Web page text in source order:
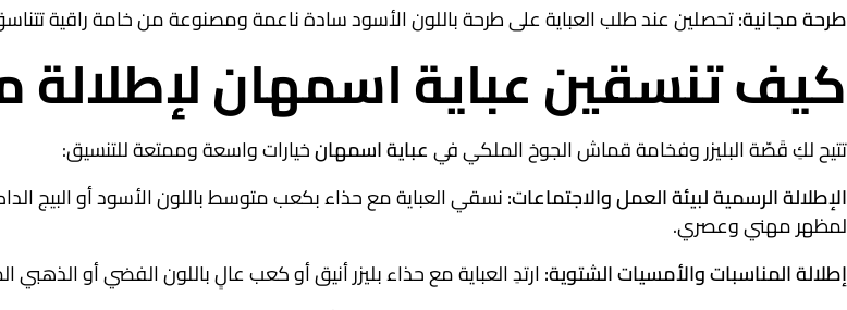
طرحة مجانية:تحصلين عند طلب العباية على طرحة باللون الأسود سادة ناعمة ومصنوعة من خامة راقية
كيف تنسقين عباية اسمهان لإطلالة
تتيح لكِ قَصّة البليزر وفخامة قماش الجوخ الملكي فيعباية اسمهانخيارات واسعة وممتعة للتنسيق:
الإطلالة الرسمية لبيئة العمل والاجتماعات:نسقي العباية مع حذاء بكعب متوسط باللون الأسود أو البيج
لمظهر مهني وعصري.
إطلالة المناسبات والأمسيات الشتوية:ارتدِ العباية مع حذاء بليزر أنيق أو كعب عالٍ باللون الفضي أو